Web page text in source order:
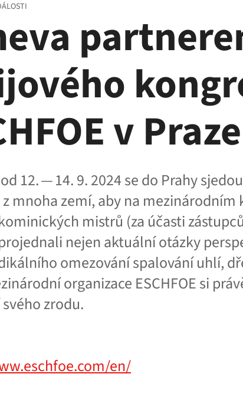
v Praze
12. — 14. 9. 2024 se do Prahy
mnoha zemí, aby na mezinárodním
mistrů (za účasti
nejen aktuální otázky
omezování spalování uhlí,
organizace ESCHFOE si
zrodu.
en/